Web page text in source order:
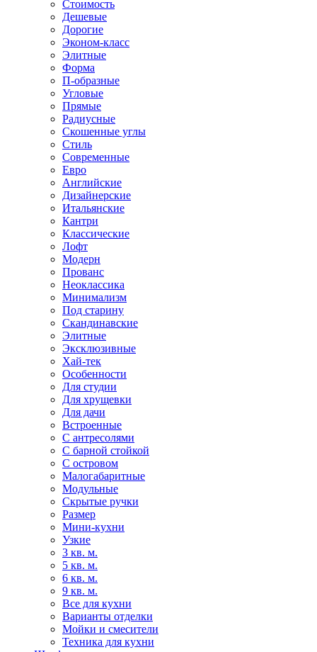
Стоимость
Дешевые
Дорогие
Эконом-класс
Элитные
Форма
П-образные
Угловые
Прямые
Радиусные
Скошенные углы
Стиль
Современные
Евро
Английские
Дизайнерские
Итальянские
Кантри
Классические
Лофт
Модерн
Прованс
Неоклассика
Минимализм
Под старину
Скандинавские
Элитные
Эксклюзивные
Хай-тек
Особенности
Для студии
Для хрущевки
Для дачи
Встроенные
С антресолями
С барной стойкой
С островом
Малогабаритные
Модульные
Скрытые ручки
Размер
Мини-кухни
Узкие
3 кв. м.
5 кв. м.
6 кв. м.
9 кв. м.
Все для кухни
Варианты отделки
Мойки и смесители
Техника для кухни